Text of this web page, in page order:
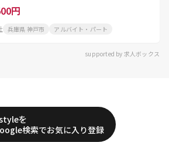
円
兵庫県 神戸市 アルバイト・パート
supported by 求人ボックス
を
検索でお気に入り登録